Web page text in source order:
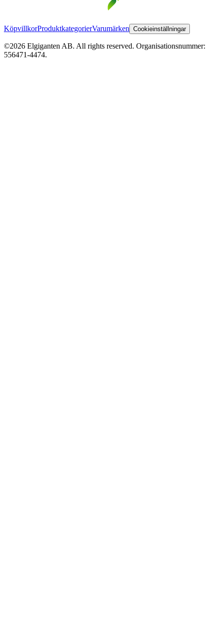
KöpvillkorProduktkategorierVarumärken Cookieinställningar
©2026 Elgiganten AB. All rights reserved. Organisationsnummer:
556471-4474.